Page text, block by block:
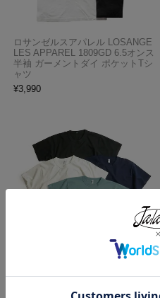
ロサンゼルスアパレル LOSANGE
LES APPAREL 1809GD 6.5オンス
半袖 ガーメントダイ ポケットTシ
ャツ
¥3,990
半袖 バインディング ガーメント